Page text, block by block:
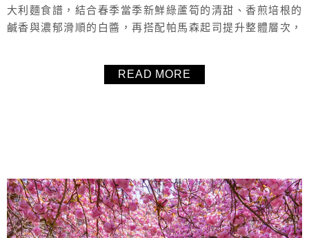
大利麵食譜，結合春季當季新鮮綠蘆筍的清甜、香煎培根的
鹹香與濃郁滑順的白醬，再搭配帕馬森起司提升整體層次，
又好看，是許多人搜尋「義大利麵食譜」、「白醬義大利麵
READ MORE
About